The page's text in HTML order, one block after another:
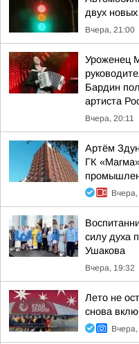
двух
Вчера, 21:00
Уроженец
Бардин
артиста
Вчера, 20:11
Артём
ГК
силу духа
Ушакова
Вчера, 19:32
Лето не
снова